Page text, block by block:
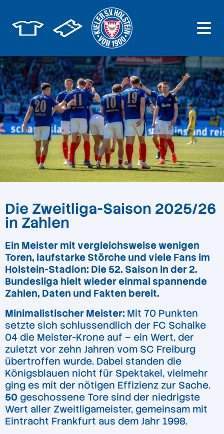
Die Zweitliga-Saison 2025/26
in Zahlen
Ein Meister mit vergleichsweise wenigen
Toren, laufstarke Störche und viele Fans im
Holstein-Stadion: Die 52. Saison in der 2.
Bundesliga hielt wieder einmal spannende
Zahlen, Daten und Fakten bereit.
Minimalistischer Meister: Mit 70 Punkten
setzte sich schlussendlich der FC Schalke
04 die Meister-Krone auf – ein Wert, der
zuletzt vor zehn Jahren vom SC Freiburg
übertroffen wurde. Dabei standen die
Königsblauen nicht für Spektakel, vielmehr
ging es mit der nötigen Effizienz zur Sache.
50 geschossene Tore sind der niedrigste
Wert aller Zweitligameister, gemeinsam mit
Eintracht Frankfurt aus dem Jahr 1998.